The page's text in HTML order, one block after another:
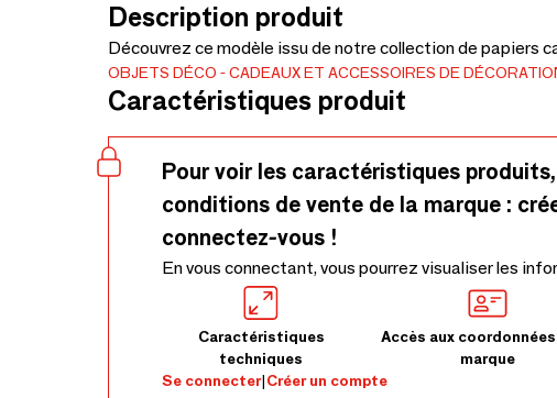
Description produit
Découvrez ce modèle issu de notre collection de papiers
OBJETS DÉCO CADEAUX ET ACCESSOIRES DE
Caractéristiques produit
Pour voir les caractéristiques
conditions de vente de la marque :
connectez-vous !
En vous connectant, vous pourrez visualiser les
Caractéristiques
techniques
Accès aux
marque
Se connecter|Créer un compte